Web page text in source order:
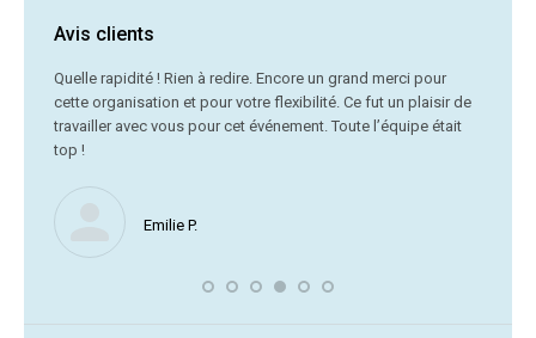
Avis clients
Quelle rapidité ! Rien à redire. Encore un grand merci pour
cette organisation et pour votre flexibilité. Ce fut un plaisir de
travailler avec vous pour cet événement. Toute l’équipe était
top !
Emilie P.